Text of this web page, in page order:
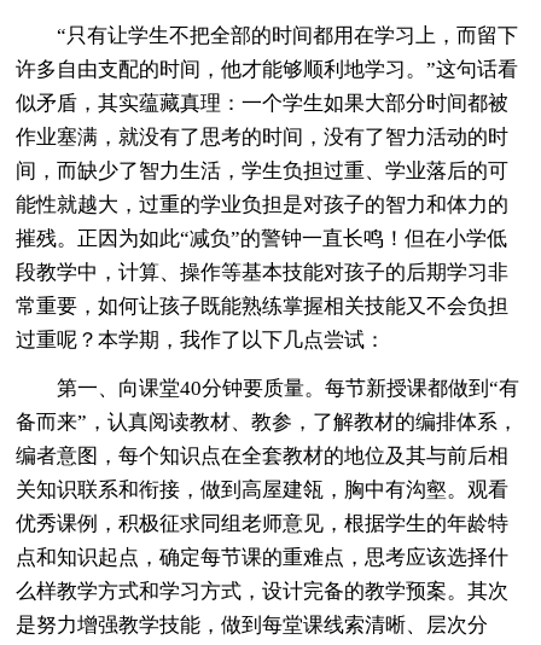
“只有让学生不把全部的时间都用在学习上，而留下
许多自由支配的时间，他才能够顺利地学习。”这句话看
似矛盾，其实蕴藏真理：一个学生如果大部分时间都被
作业塞满，就没有了思考的时间，没有了智力活动的时
间，而缺少了智力生活，学生负担过重、学业落后的可
能性就越大，过重的学业负担是对孩子的智力和体力的
摧残。正因为如此“减负”的警钟一直长鸣！但在小学低
段教学中，计算、操作等基本技能对孩子的后期学习非
常重要，如何让孩子既能熟练掌握相关技能又不会负担
过重呢？本学期，我作了以下几点尝试：
第一、向课堂40分钟要质量。每节新授课都做到“有
备而来”，认真阅读教材、教参，了解教材的编排体系，
编者意图，每个知识点在全套教材的地位及其与前后相
关知识联系和衔接，做到高屋建瓴，胸中有沟壑。观看
优秀课例，积极征求同组老师意见，根据学生的年龄特
点和知识起点，确定每节课的重难点，思考应该选择什
么样教学方式和学习方式，设计完备的教学预案。其次
是努力增强教学技能，做到每堂课线索清晰、层次分